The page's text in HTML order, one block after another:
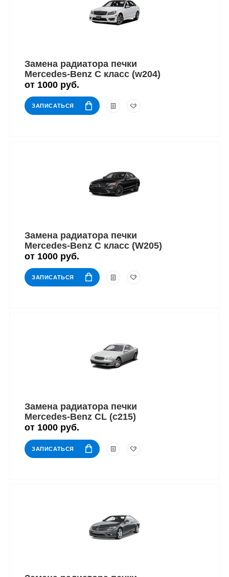
Замена радиатора печки
Mercedes-Benz C класс (w204)
от 1000 руб.
ЗАПИСАТЬСЯ
Замена радиатора печки
Mercedes-Benz C класс (W205)
от 1000 руб.
ЗАПИСАТЬСЯ
Замена радиатора печки
Mercedes-Benz CL (c215)
от 1000 руб.
ЗАПИСАТЬСЯ